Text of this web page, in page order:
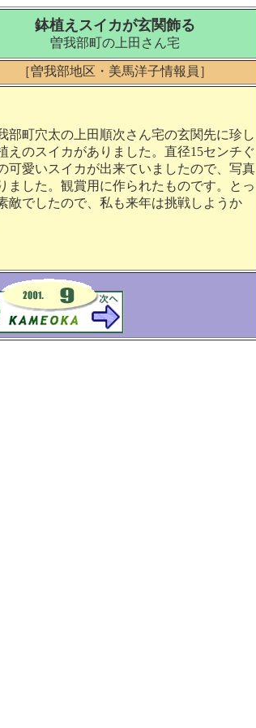
鉢植えスイカが玄関飾る
曽我部町の上田さん宅
［曽我部地区・美馬洋子情報員］
部町穴太の上田順次さん宅の玄関先に珍し
えのスイカがありました。直径15センチぐ
可愛いスイカが出来ていましたので、写真
ました。観賞用に作られたものです。とっ
敵でしたので、私も来年は挑戦しようか